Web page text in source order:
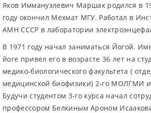
Яков Иммануэлевич Маршак родился в
году окончил Мехмат МГУ. Работал в
АМН СССР в лаборатории
В 1971 году начал заниматься Йогой.
йоге привел его в возрасте 36 лет на
медико-биологического факультета (
медицинской биофизики) 2-го МОЛГМИ
Будучи студентом 3-го курса начал
профессором Белкиным Ароном